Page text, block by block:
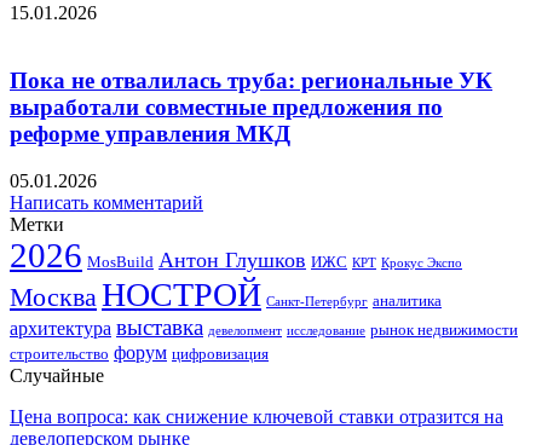
15.01.2026
Пока не отвалилась труба: региональные УК
выработали совместные предложения по
реформе управления МКД
05.01.2026
Написать комментарий
Метки
2026 MosBuild Антон Глушков ИЖС КРТ Крокус Экспо
МоскваНОСТРОЙ Санкт-Петербург аналитика
архитектура выставка девелопмент исследование рынок недвижимости
строительство форум цифровизация
Случайные
Цена вопроса: как снижение ключевой ставки отразится на
девелоперском рынке